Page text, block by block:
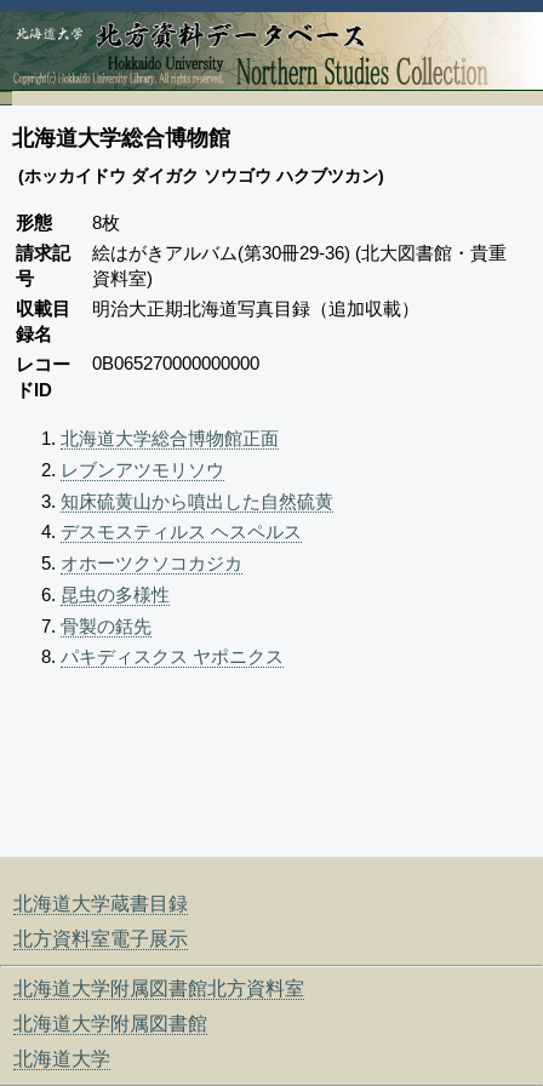
北海道大学蔵書目録
北方資料室電子展示
北海道大学附属図書館北方資料室
北海道大学附属図書館
北海道大学
北海道大学総合博物館
(ホッカイドウ ダイガク ソウゴウ ハクブツカン)
形態
8枚
請求記
号
絵はがきアルバム(第30冊29-36) (北大図書館・貴重
資料室)
収載目
録名
明治大正期北海道写真目録（追加収載）
レコー
ドID
0B065270000000000
北海道大学総合博物館正面
レブンアツモリソウ
知床硫黄山から噴出した自然硫黄
デスモスティルス ヘスペルス
オホーツクソコカジカ
昆虫の多様性
骨製の銛先
パキディスクス ヤポニクス